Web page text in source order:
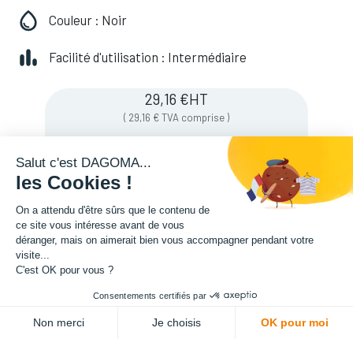
Couleur : Noir
Facilité d'utilisation : Intermédiaire
29,16 €HT
( 29,16 €TVA comprise )
Couleurs de filament:noir
Format filament (grammage):1Kg
Salut c'est DAGOMA...
les Cookies !
On a attendu d'être sûrs que le contenu de
ce site vous intéresse avant de vous
déranger, mais on aimerait bien vous accompagner pendant votre
visite...
C'est OK pour vous ?
Consentements certifiés par
Non merci Je choisis OK pour moi